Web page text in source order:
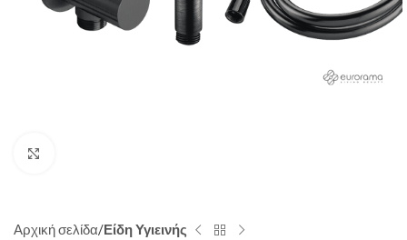
Αρχική σελίδα Είδη Υγιεινής